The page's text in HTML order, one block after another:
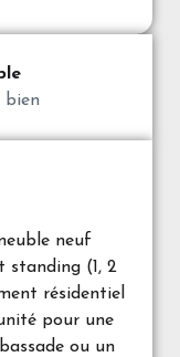
bien
neuf
standing (1, 2
résidentiel
pour une
ou un